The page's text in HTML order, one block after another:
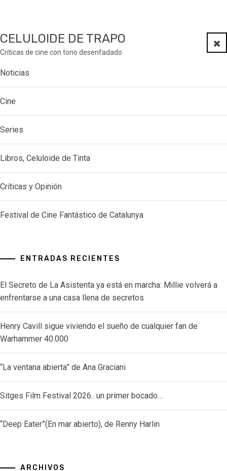
CELULOIDE DE TRAPO
Críticas de cine con tono desenfadado
Noticias
Cine
Series
Libros, Celuloide de Tinta
Críticas y Opinión
Festival de Cine Fantástico de Catalunya
ENTRADAS RECIENTES
El Secreto de La Asistenta ya está en marcha: Millie volverá a
enfrentarse a una casa llena de secretos
Henry Cavill sigue viviendo el sueño de cualquier fan de
Warhammer 40.000
“La ventana abierta” de Ana Graciani
Sitges Film Festival 2026.. un primer bocado…
“Deep Eater”(En mar abierto), de Renny Harlin
ARCHIVOS